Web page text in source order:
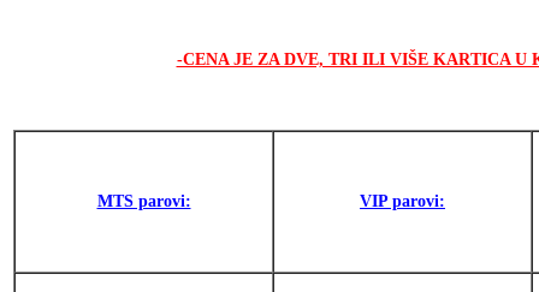
-CENA JE ZA DVE, TRI ILI VIŠE KARTICA U
MTS parovi: VIP parovi: